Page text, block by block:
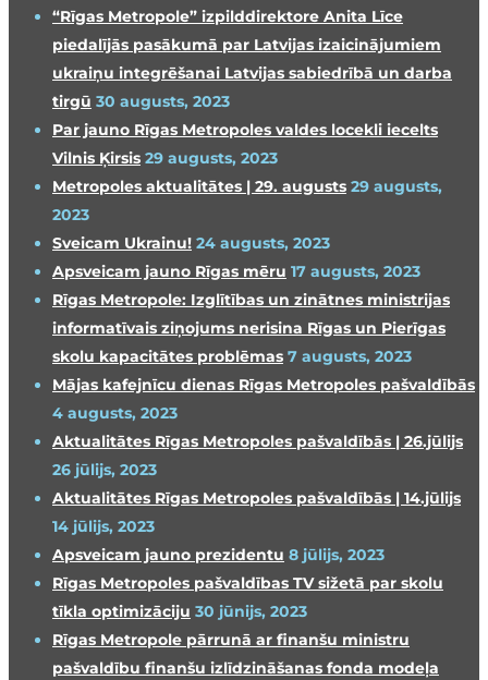
“Rīgas Metropole” izpilddirektore Anita Līce
piedalījās pasākumā par Latvijas izaicinājumiem
ukraiņu integrēšanai Latvijas sabiedrībā un darba
tirgū 30 augusts, 2023
Par jauno Rīgas Metropoles valdes locekli iecelts
Vilnis Ķirsis 29 augusts, 2023
Metropoles aktualitātes | 29. augusts 29 augusts,
2023
Sveicam Ukrainu! 24 augusts, 2023
Apsveicam jauno Rīgas mēru 17 augusts, 2023
Rīgas Metropole: Izglītības un zinātnes ministrijas
informatīvais ziņojums nerisina Rīgas un Pierīgas
skolu kapacitātes problēmas 7 augusts, 2023
Mājas kafejnīcu dienas Rīgas Metropoles pašvaldībās
4 augusts, 2023
Aktualitātes Rīgas Metropoles pašvaldībās | 26.jūlijs
26 jūlijs, 2023
Aktualitātes Rīgas Metropoles pašvaldībās | 14.jūlijs
14 jūlijs, 2023
Apsveicam jauno prezidentu 8 jūlijs, 2023
Rīgas Metropoles pašvaldības TV sižetā par skolu
tīkla optimizāciju 30 jūnijs, 2023
Rīgas Metropole pārrunā ar finanšu ministru
pašvaldību finanšu izlīdzināšanas fonda modeļa